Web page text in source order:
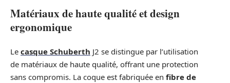
Matériaux de haute qualité et design
ergonomique
Le casque Schuberth J2 se distingue par l’utilisation
de matériaux de haute qualité, offrant une protection
sans compromis. La coque est fabriquée en fibre de